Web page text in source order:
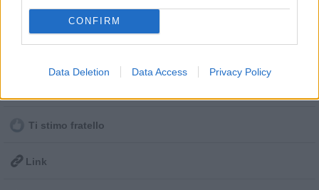
CONFIRM
Data Deletion Data Access Privacy Policy
Ti stimo fratello
 Link